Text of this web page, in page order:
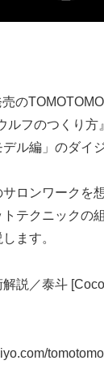
の
ルフのつくり方
ル編」のダイ
ロンワークを
テクニックの
ます。
説／泰斗